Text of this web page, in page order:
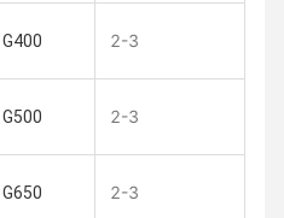
G400 2-3
G500 2-3
G650 2-3